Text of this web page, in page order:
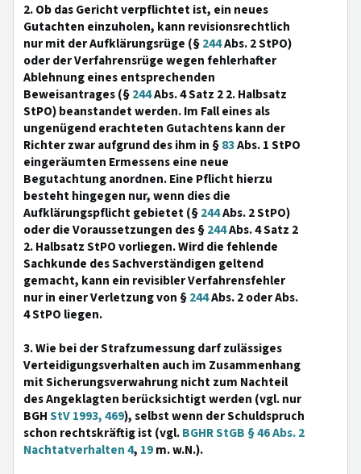
2. Ob das Gericht verpflichtet ist, ein neues
Gutachten einzuholen, kann revisionsrechtlich
nur mit der Aufklärungsrüge (§244Abs. 2 StPO)
oder der Verfahrensrüge wegen fehlerhafter
Ablehnung eines entsprechenden
Beweisantrages (§244Abs. 4 Satz 2 2. Halbsatz
StPO) beanstandet werden. Im Fall eines als
ungenügend erachteten Gutachtens kann der
Richter zwar aufgrund des ihm in §83Abs. 1 StPO
eingeräumten Ermessens eine neue
Begutachtung anordnen. Eine Pflicht hierzu
besteht hingegen nur, wenn dies die
Aufklärungspflicht gebietet (§244Abs. 2 StPO)
oder die Voraussetzungen des §244Abs. 4 Satz 2
2. Halbsatz StPO vorliegen. Wird die fehlende
Sachkunde des Sachverständigen geltend
gemacht, kann ein revisibler Verfahrensfehler
nur in einer Verletzung von §244Abs. 2 oder Abs.
4 StPO liegen.
3. Wie bei der Strafzumessung darf zulässiges
Verteidigungsverhalten auch im Zusammenhang
mit Sicherungsverwahrung nicht zum Nachteil
des Angeklagten berücksichtigt werden (vgl. nur
BGHStV 1993, 469), selbst wenn der Schuldspruch
schon rechtskräftig ist (vgl.BGHR StGB § 46 Abs. 2
Nachtatverhalten 4, 19m. w.N.).